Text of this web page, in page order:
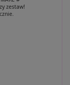
zestaw!